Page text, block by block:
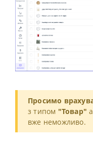
Просимо
з типом "Товар"
вже неможливо.